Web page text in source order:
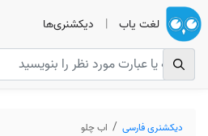
لغت یاب | دیکشنری‌ها
دیکشنری فارسی اب چلو